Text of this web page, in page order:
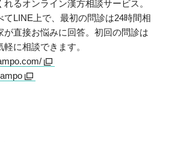
るオンライン漢方相談サービス。
てLINE上で、最初の問診は24時間相
が直接お悩みに回答。初回の問診は
に相談できます。